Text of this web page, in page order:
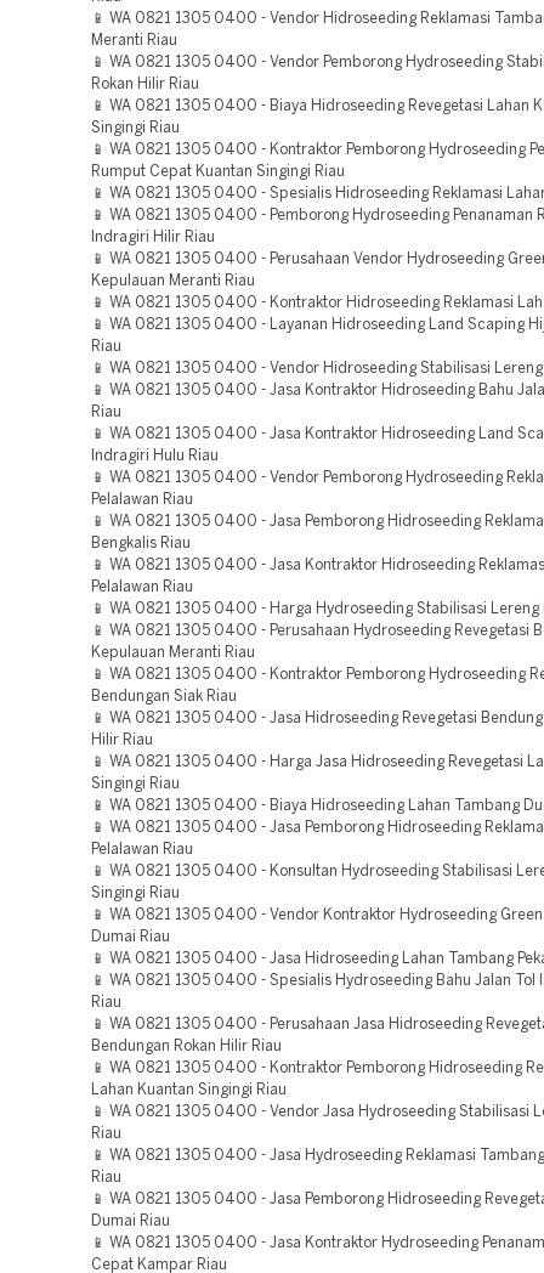
📱 WA 0821 1305 0400 - Vendor Hidroseeding Reklamasi
Meranti Riau
📱 WA 0821 1305 0400 - Vendor Pemborong Hydroseeding
Rokan Hilir Riau
📱 WA 0821 1305 0400 - Biaya Hidroseeding Revegetasi Lahan
Singingi Riau
📱 WA 0821 1305 0400 - Kontraktor Pemborong Hydroseeding
Rumput Cepat Kuantan Singingi Riau
📱 WA 0821 1305 0400 - Spesialis Hidroseeding Reklamasi
📱 WA 0821 1305 0400 - Pemborong Hydroseeding Penanaman
Indragiri Hilir Riau
📱 WA 0821 1305 0400 - Perusahaan Vendor Hydroseeding
Kepulauan Meranti Riau
📱 WA 0821 1305 0400 - Kontraktor Hidroseeding Reklamasi
📱 WA 0821 1305 0400 - Layanan Hidroseeding Land Scaping
Riau
📱 WA 0821 1305 0400 - Vendor Hidroseeding Stabilisasi Lereng
📱 WA 0821 1305 0400 - Jasa Kontraktor Hidroseeding Bahu
Riau
📱 WA 0821 1305 0400 - Jasa Kontraktor Hidroseeding Land
Indragiri Hulu Riau
📱 WA 0821 1305 0400 - Vendor Pemborong Hydroseeding
Pelalawan Riau
📱 WA 0821 1305 0400 - Jasa Pemborong Hidroseeding
Bengkalis Riau
📱 WA 0821 1305 0400 - Jasa Kontraktor Hidroseeding
Pelalawan Riau
📱 WA 0821 1305 0400 - Harga Hydroseeding Stabilisasi Lereng
📱 WA 0821 1305 0400 - Perusahaan Hydroseeding Revegetasi
Kepulauan Meranti Riau
📱 WA 0821 1305 0400 - Kontraktor Pemborong Hydroseeding
Bendungan Siak Riau
📱 WA 0821 1305 0400 - Jasa Hidroseeding Revegetasi
Hilir Riau
📱 WA 0821 1305 0400 - Harga Jasa Hidroseeding Revegetasi
Singingi Riau
📱 WA 0821 1305 0400 - Biaya Hidroseeding Lahan Tambang
📱 WA 0821 1305 0400 - Jasa Pemborong Hidroseeding
Pelalawan Riau
📱 WA 0821 1305 0400 - Konsultan Hydroseeding Stabilisasi
Singingi Riau
📱 WA 0821 1305 0400 - Vendor Kontraktor Hydroseeding
Dumai Riau
📱 WA 0821 1305 0400 - Jasa Hidroseeding Lahan Tambang
📱 WA 0821 1305 0400 - Spesialis Hydroseeding Bahu Jalan Tol
Riau
📱 WA 0821 1305 0400 - Perusahaan Jasa Hidroseeding
Bendungan Rokan Hilir Riau
📱 WA 0821 1305 0400 - Kontraktor Pemborong Hidroseeding
Lahan Kuantan Singingi Riau
📱 WA 0821 1305 0400 - Vendor Jasa Hydroseeding Stabilisasi
Riau
📱 WA 0821 1305 0400 - Jasa Hydroseeding Reklamasi
Riau
📱 WA 0821 1305 0400 - Jasa Pemborong Hidroseeding
Dumai Riau
📱 WA 0821 1305 0400 - Jasa Kontraktor Hydroseeding
Cepat Kampar Riau